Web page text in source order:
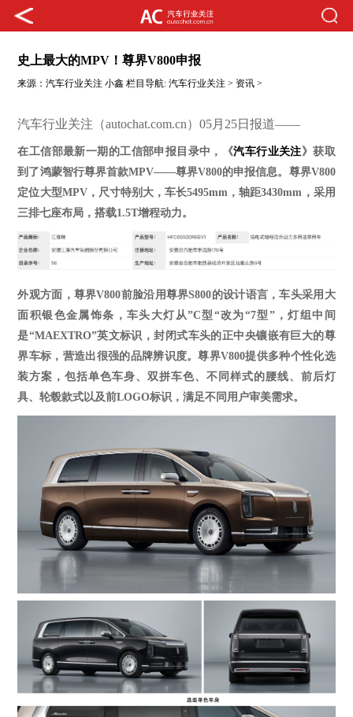
史上最大的MPV！尊界V800申报
来源：汽车行业关注 小鑫 栏目导航:汽车行业关注 > 资讯 >
汽车行业关注（autochat.com.cn）05月25日报道——
在工信部最新一期的工信部申报目录中，《汽车行业关注》获取
到了鸿蒙智行尊界首款MPV——尊界V800的申报信息。尊界V800
定位大型MPV， 尺寸特别大，车长5495mm，轴距3430mm，采用
三排七座布局，搭载1.5T增程动力。
外观方面 ，尊界V800前脸沿用尊界S800的设计语言，车头采用大
面积银色金属饰条，车头大灯从”C型“改为“7型”，灯组中间
是“MAEXTRO”英文标识，封闭式车头的正中央镶嵌有巨大的尊
界车标，营造出很强的品牌辨识度。尊界V800提供多种个性化选
装方案，包括单色车身、双拼车色、不同样式的腰线、前后灯
具、轮毂款式以及前LOGO标识，满足不同用户审美需求。